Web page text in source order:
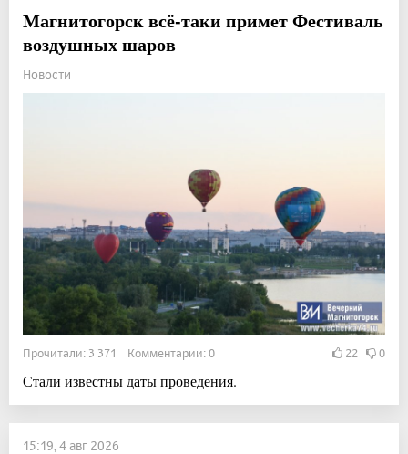
Магнитогорск всё-таки примет Фестиваль
воздушных шаров
Новости
Прочитали: 3 371 Комментарии: 0 22 0
Стали известны даты проведения.
15:19, 4 авг 2026